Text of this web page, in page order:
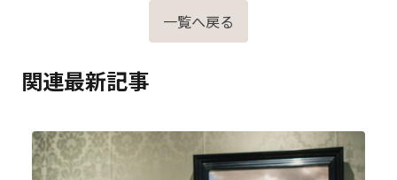
一覧へ戻る
関連最新記事